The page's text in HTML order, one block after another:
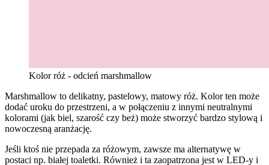
Kolor róż - odcień marshmallow
Marshmallow to delikatny, pastelowy, matowy róż. Kolor ten może
dodać uroku do przestrzeni, a w połączeniu z innymi neutralnymi
kolorami (jak biel, szarość czy beż) może stworzyć bardzo stylową i
nowoczesną aranżację.
Jeśli ktoś nie przepada za różowym, zawsze ma alternatywę w
postaci np. białej toaletki. Również i ta zaopatrzona jest w LED-y i